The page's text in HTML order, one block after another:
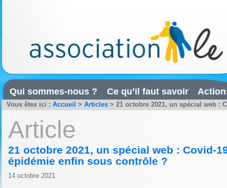
Qui sommes-nous ? Ce qu’il faut savoir
Vous êtes ici : Accueil > Articles > 21 octobre 2021, un spécial web :
Article
21 octobre 2021, un spécial web : Covid-
épidémie enfin sous contrôle ?
14 octobre 2021